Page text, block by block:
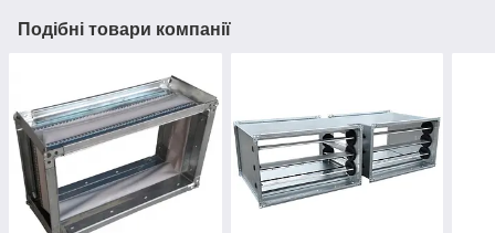
Подібні товари компанії